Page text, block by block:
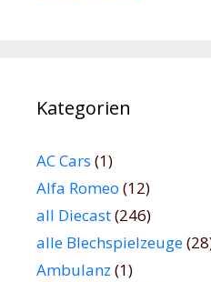
Kategorien
AC Cars (1)
Alfa Romeo (12)
all Diecast(246)
alle Blechspielzeuge
Ambulanz (1)